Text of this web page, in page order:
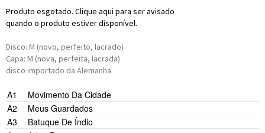
Produto esgotado. Clique aqui para ser avisado
quando o produto estiver disponível.
Disco: M (novo, perfeito, lacrado)
Capa: M (nova, perfeita, lacrada)
disco importado da Alemanha
A1
Movimento Da Cidade
A2
Meus Guardados
A3
Batuque De Índio